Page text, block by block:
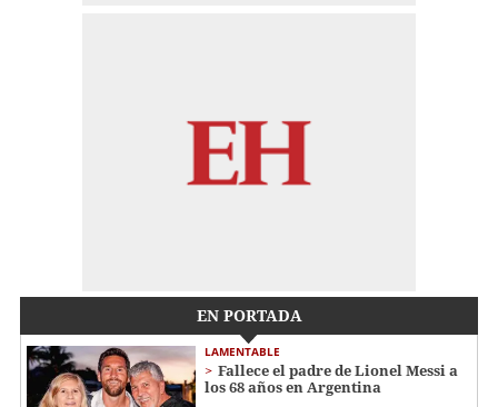
EN PORTADA
LAMENTABLE
Fallece el padre de Lionel Messi a
los 68 años en Argentina